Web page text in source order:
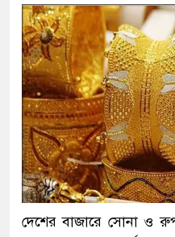
দেশের বাজারে সোনা ও